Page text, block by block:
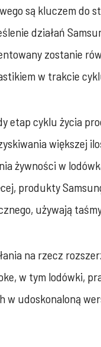
są kluczem do
działań
zostanie
w trakcie
etap cyklu życia
większej
żywności w
produkty
używają
na rzecz
w tym lodówki,
w udoskonaloną